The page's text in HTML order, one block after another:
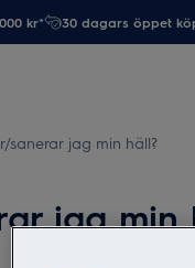
kr* 30 dagars öppet
sanerar jag min häll?
jag min